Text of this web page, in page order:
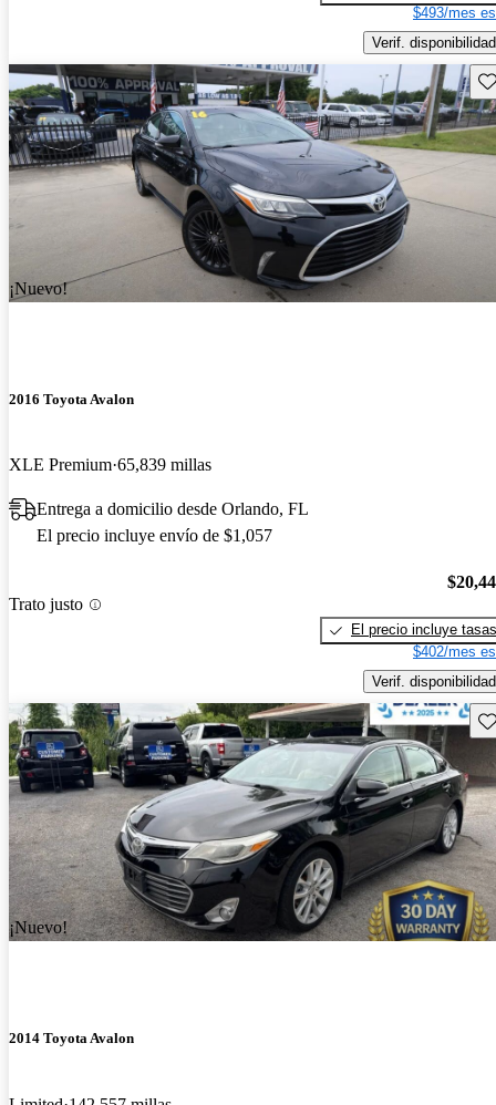
$493/mes
Verif. disponibilidad
¡Nuevo!
2016 Toyota Avalon
XLE Premium 65,839 millas
Entrega a domicilio desde Orlando, FL
El precio incluye envío de $1,057
Trato justo
El precio incluye tasas
$402/mes
Verif. disponibilidad
¡Nuevo!
2014 Toyota Avalon